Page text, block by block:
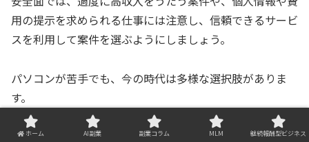
用の提示を求められる仕事には注意し、信頼できるサービ
スを利用して案件を選ぶようにしましょう。
パソコンが苦手でも、今の時代は多様な選択肢がありま
す。
あなたに合ったスタイルで、無理なく在宅副業を始めてみ
ホーム AI副業 副業コラム MLM 継続報酬型ビジネス